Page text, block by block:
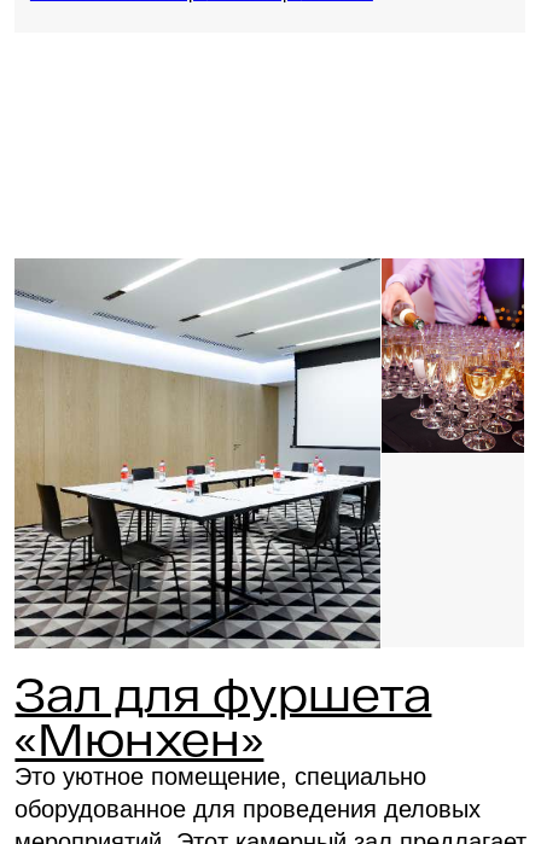
Зал Кёльн
Проверить дату Бронирование
Вместимость
48
м² 16 000 ₽
за 8 часов
U-форма